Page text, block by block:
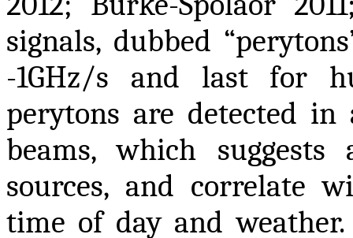
signals, dubbed
-1GHz/s and last for
perytons are detected
beams, which
sources, and correlate
time of day and